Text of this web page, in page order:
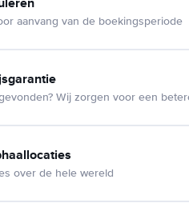
aanvang van de boekingsperiode
Wij zorgen voor een
over de hele wereld